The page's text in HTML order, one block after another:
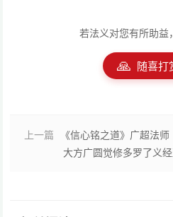
若法义对您有所助益
🙏 随喜打
上一篇
《信心铭之道》广超法师
大方广圆觉修多罗了义